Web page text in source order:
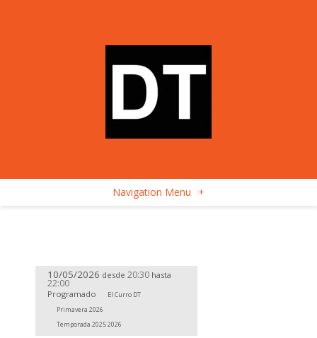
Navigation Menu +
10/05/2026 desde 20:30 hasta
22:00
Programado
El Curro DT
Primavera 2026
Temporada 2025 2026